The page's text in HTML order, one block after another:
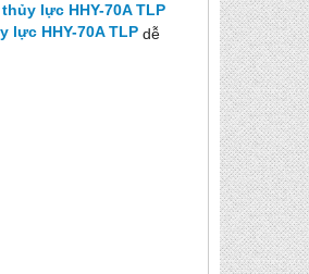
lực HHY-70A TLP
lực HHY-70A TLP dễ